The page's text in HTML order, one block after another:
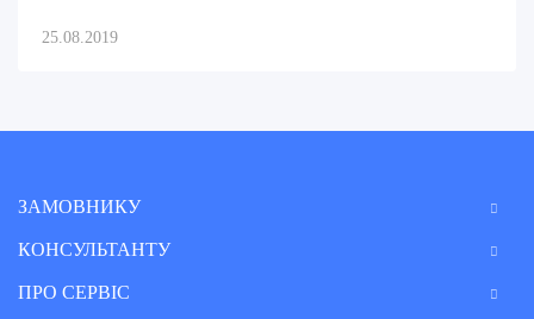
25.08.2019
ЗАМОВНИКУ
КОНСУЛЬТАНТУ
ПРО СЕРВІС